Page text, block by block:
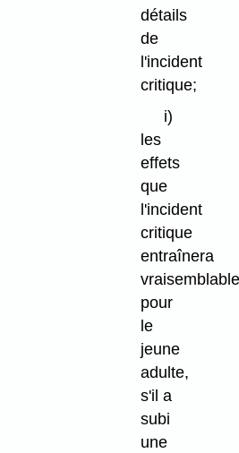
détails
de
l'incident
critique;
i)
les
effets
que
l'incident
critique
entraînera
pour
le
jeune
adulte,
s'il a
subi
une